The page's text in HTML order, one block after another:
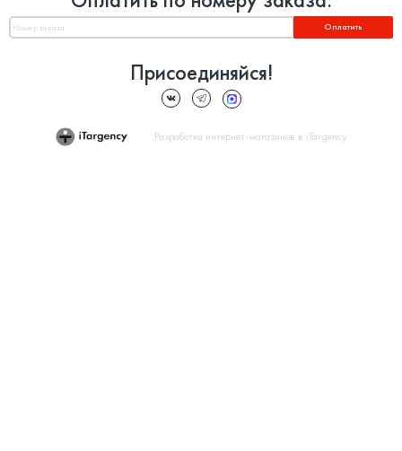
Оплатить
Присоединяйся!
Разработка интернет-магазинов в iTargency